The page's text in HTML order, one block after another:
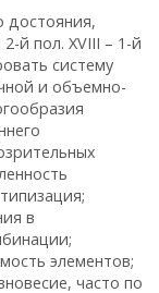
достояния,
й пол. XVIII – 1-й
систему
и объемно-
в
элементов;
часто по